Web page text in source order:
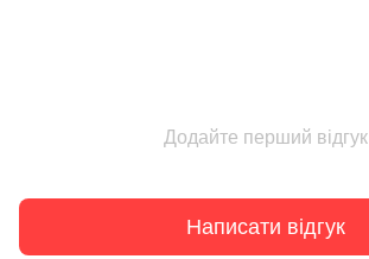
Додайте перший відгук
Написати відгук